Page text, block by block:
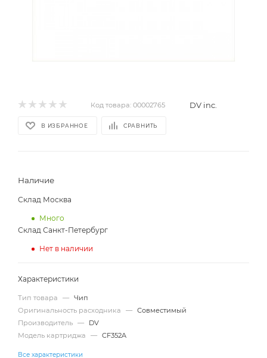
Код товара: 00002765 DV inc.
В ИЗБРАННОЕ СРАВНИТЬ
Наличие
Склад Москва
Много
Склад Санкт-Петербург
Нет в наличии
Характеристики
Тип товара — Чип
Оригинальность расходника
— Совместимый
Производитель —
DV
Модель картриджа
— CF352A
Все характеристики